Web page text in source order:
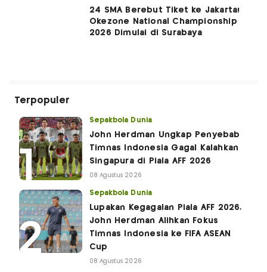
24 SMA Berebut Tiket ke Jakarta!
Okezone National Championship
2026 Dimulai di Surabaya
Terpopuler
Sepakbola Dunia
John Herdman Ungkap Penyebab
Timnas Indonesia Gagal Kalahkan
Singapura di Piala AFF 2026
08 Agustus 2026
Sepakbola Dunia
Lupakan Kegagalan Piala AFF 2026,
John Herdman Alihkan Fokus
Timnas Indonesia ke FIFA ASEAN
Cup
08 Agustus 2026